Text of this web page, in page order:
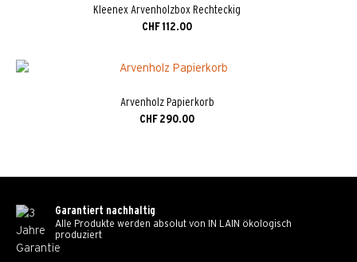
Kleenex Arvenholzbox Rechteckig
CHF112.00
Arvenholz Papierkorb
CHF 290.00
Garantiert nachhaltig
Alle Produkte werden absolut von IN LAIN ökologisch
produziert